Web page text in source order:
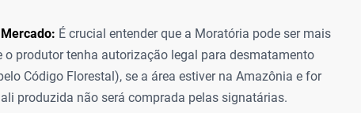
É crucial entender que a Moratória pode ser mais
o produtor tenha autorização legal para desmatamento
Código Florestal), se a área estiver na Amazônia e for
produzida não será comprada pelas signatárias.